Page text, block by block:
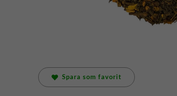
Spara som favorit